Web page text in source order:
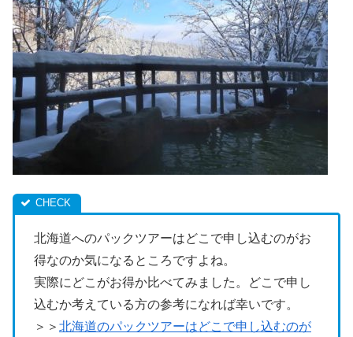
北海道へのパックツアーはどこで申し込むのがお
得なのか気になるところですよね。
実際にどこがお得か比べてみました。どこで申し
込むか考えている方の参考になれば幸いです。
＞＞ 北海道のパックツアーはどこで申し込むのが